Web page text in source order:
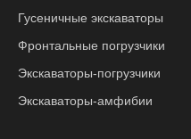
Гусеничные экскаваторы
Фронтальные погрузчики
Экскаваторы-погрузчики
Экскаваторы-амфибии